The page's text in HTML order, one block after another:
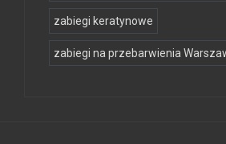
zabiegi keratynowe
zabiegi na przebarwienia